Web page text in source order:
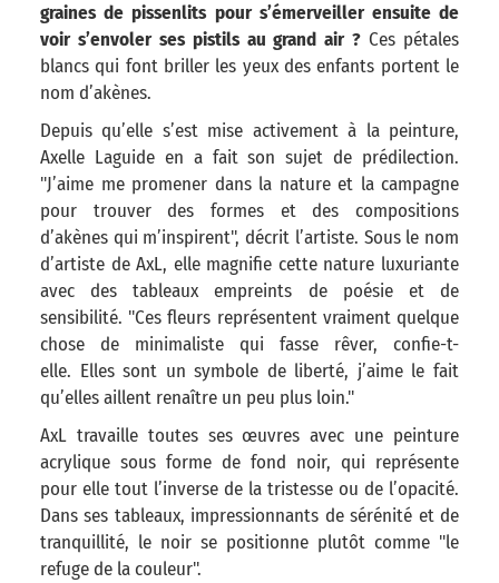
graines de pissenlits pour s’émerveiller ensuite de
voir s’envoler ses pistils au grand air ? Ces pétales
blancs qui font briller les yeux des enfants portent le
nom d’akènes.
Depuis qu’elle s’est mise activement à la peinture,
Axelle Laguide en a fait son sujet de prédilection.
"J’aime me promener dans la nature et la campagne
pour trouver des formes et des compositions
d’akènes qui m’inspirent", décrit l’artiste. Sous le nom
d’artiste de AxL, elle magnifie cette nature luxuriante
avec des tableaux empreints de poésie et de
sensibilité. "Ces fleurs représentent vraiment quelque
chose de minimaliste qui fasse rêver, confie-t-
elle. Elles sont un symbole de liberté, j’aime le fait
qu’elles aillent renaître un peu plus loin."
AxL travaille toutes ses œuvres avec une peinture
acrylique sous forme de fond noir, qui représente
pour elle tout l’inverse de la tristesse ou de l’opacité.
Dans ses tableaux, impressionnants de sérénité et de
tranquillité, le noir se positionne plutôt comme "le
refuge de la couleur".